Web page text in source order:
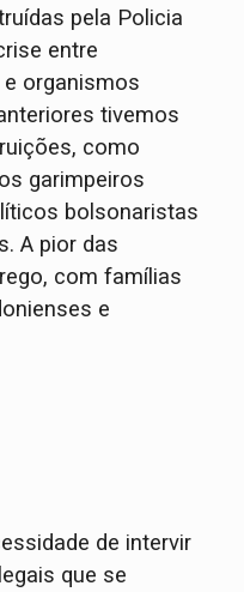
pela Policia
entre
organismos
tivemos
como
garimpeiros
bolsonaristas
A pior das
com famílias
e
de intervir
que se